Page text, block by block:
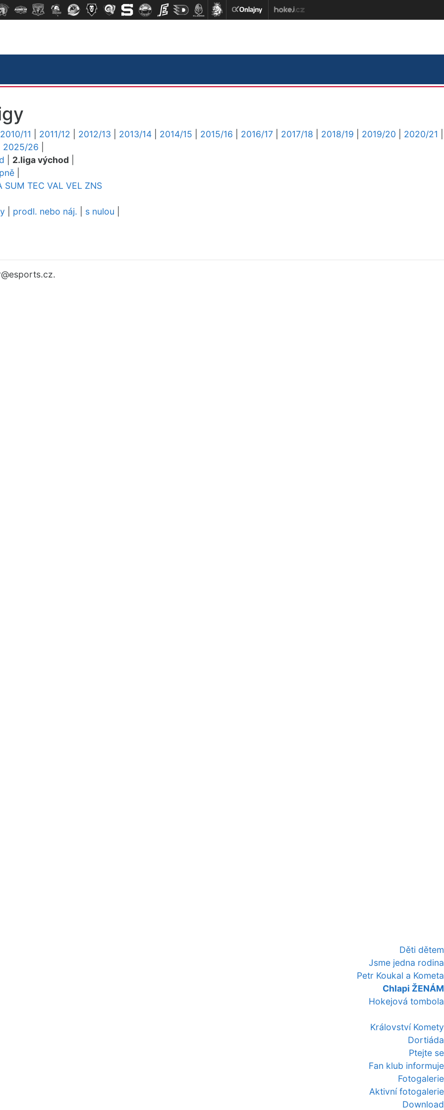
Děti dětem
Jsme jedna rodina
Petr Koukal a Kometa
Chlapi ŽENÁM
Hokejová tombola
Království Komety
Dortiáda
Ptejte se
Fan klub informuje
Fotogalerie
Aktivní fotogalerie
Download
2010/11 2011/12 2012/13 2013/14 2014/15 2015/16 2016/17 2017/18 2018/19 2019/20 2020/21
2025/26
2.liga východ
SUM TEC VAL VEL ZNS
prodl. nebo náj. s nulou
@esports.cz.